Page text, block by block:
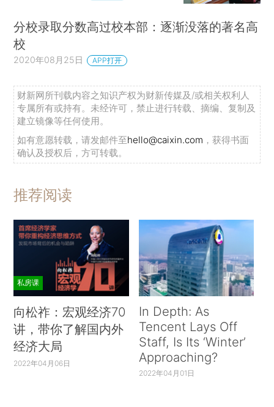
分校录取分数高过校本部：逐渐没落的著名高
校
2020年08月25日 APP打开
财新网所刊载内容之知识产权为财新传媒及/或相关权利人
专属所有或持有。未经许可，禁止进行转载、摘编、复制及
建立镜像等任何使用。
如有意愿转载，请发邮件至hello@caixin.com ，获得书面
确认及授权后，方可转载。
推荐阅读
私房课
向松祚：宏观经济70
讲，带你了解国内外
经济大局
2022年04月06日
In Depth: As
Tencent Lays Off
Staff, Is Its ‘Winter’
Approaching?
2022年04月01日